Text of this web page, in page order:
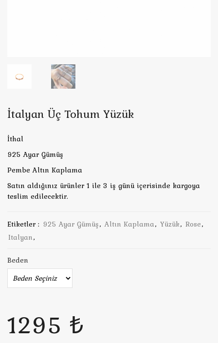
İtalyan Üç Tohum Yüzük
İthal
925 Ayar Gümüş
Pembe Altın Kaplama
Satın aldığınız ürünler 1 ile 3 iş günü içerisinde kargoya
teslim edilecektir.
Etiketler : 925 Ayar Gümüş, Altın Kaplama, Yüzük, Rose,
Italyan,
Beden
1295 ₺